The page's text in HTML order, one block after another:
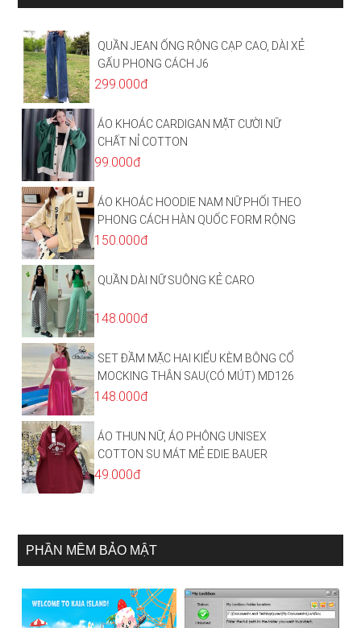
QUẦN JEAN ỐNG RỘNG CẠP CAO, DÀI XẺ
GẤU PHONG CÁCH J6
299.000đ
ÁO KHOÁC CARDIGAN MẶT CƯỜI NỮ
CHẤT NỈ COTTON
99.000đ
ÁO KHOÁC HOODIE NAM NỮ PHỐI THEO
PHONG CÁCH HÀN QUỐC FORM RỘNG
HÌNH THÊU SIÊU ĐẸP CỰC CHẤT LƯỢNG
150.000đ
QUẦN DÀI NỮ SUÔNG KẺ CARO
148.000đ
SET ĐẦM MẶC HAI KIỂU KÈM BÔNG CỔ
MOCKING THÂN SAU(CÓ MÚT) MD126
148.000đ
ÁO THUN NỮ, ÁO PHÔNG UNISEX
COTTON SU MÁT MẺ EDIE BAUER
49.000đ
PHẦN MỀM BẢO MẬT